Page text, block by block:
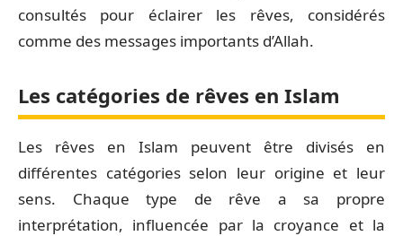
consultés pour éclairer les rêves, considérés
comme des messages importants d’Allah.
Les catégories de rêves en Islam
Les rêves en Islam peuvent être divisés en
différentes catégories selon leur origine et leur
sens. Chaque type de rêve a sa propre
interprétation, influencée par la croyance et la